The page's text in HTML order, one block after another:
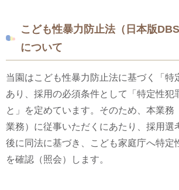
こども性暴力防止法（日本版
について
当園はこども性暴力防止法に基づく「特
あり、採用の必須条件として「特定性犯
と」を定めています。そのため、本業務
業務）に従事いただくにあたり、採用選
後に同法に基づき、こども家庭庁へ特定
を確認（照会）します。